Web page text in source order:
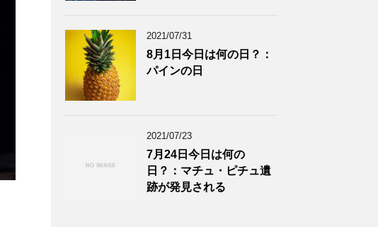
2021/07/31
8月1日今日は何の日？：
パインの日
2021/07/23
7月24日今日は何の
日？：マチュ・ピチュ遺
跡が発見される